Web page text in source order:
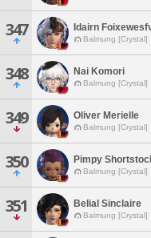
347 Idairn
Balmung [Crystal]
348 Nai Komori
Balmung [Crystal]
349 Oliver Merielle
Balmung [Crystal]
350 Pimpy
Balmung [Crystal]
351 Belial Sinclaire
Balmung [Crystal]